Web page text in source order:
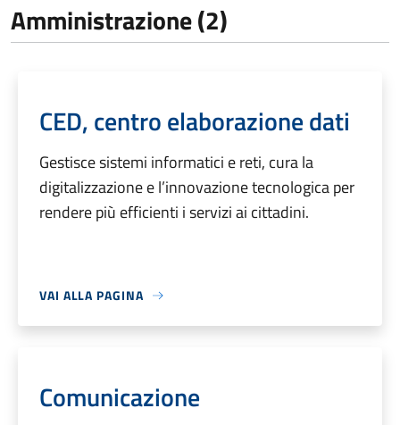
Amministrazione (2)
CED, centro elaborazione dati
Gestisce sistemi informatici e reti, cura la
digitalizzazione e l’innovazione tecnologica per
rendere più efficienti i servizi ai cittadini.
VAI ALLA PAGINA
Comunicazione